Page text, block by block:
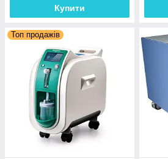
Купити
Топ продажів